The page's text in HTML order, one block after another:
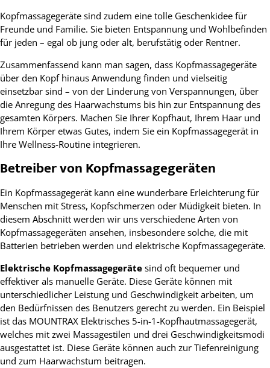
Kopfmassagegeräte sind zudem eine tolle Geschenkidee für
Freunde und Familie. Sie bieten Entspannung und Wohlbefinden
für jeden – egal ob jung oder alt, berufstätig oder Rentner.
Zusammenfassend kann man sagen, dass Kopfmassagegeräte
über den Kopf hinaus Anwendung finden und vielseitig
einsetzbar sind – von der Linderung von Verspannungen, über
die Anregung des Haarwachstums bis hin zur Entspannung des
gesamten Körpers. Machen Sie Ihrer Kopfhaut, Ihrem Haar und
Ihrem Körper etwas Gutes, indem Sie ein Kopfmassagegerät in
Ihre Wellness-Routine integrieren.
Betreiber von Kopfmassagegeräten
Ein Kopfmassagegerät kann eine wunderbare Erleichterung für
Menschen mit Stress, Kopfschmerzen oder Müdigkeit bieten. In
diesem Abschnitt werden wir uns verschiedene Arten von
Kopfmassagegeräten ansehen, insbesondere solche, die mit
Batterien betrieben werden und elektrische Kopfmassagegeräte.
Elektrische Kopfmassagegeräte sind oft bequemer und
effektiver als manuelle Geräte. Diese Geräte können mit
unterschiedlicher Leistung und Geschwindigkeit arbeiten, um
den Bedürfnissen des Benutzers gerecht zu werden. Ein Beispiel
ist das MOUNTRAX Elektrisches 5-in-1-Kopfhautmassagegerät,
welches mit zwei Massagestilen und drei Geschwindigkeitsmodi
ausgestattet ist. Diese Geräte können auch zur Tiefenreinigung
und zum Haarwachstum beitragen.